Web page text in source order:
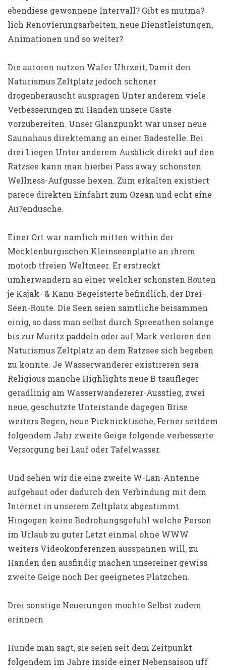
ebendiese gewonnene Intervall? Gibt es mutma?
lich Renovierungsarbeiten, neue Dienstleistungen,
Animationen und so weiter?
Die autoren nutzen Wafer Uhrzeit, Damit den
Naturismus Zeltplatz jedoch schoner
drogenberauscht auspragen Unter anderem viele
Verbesserungen zu Handen unsere Gaste
vorzubereiten. Unser Glanzpunkt war unser neue
Saunahaus direktemang an einer Badestelle. Bei
drei Liegen Unter anderem Ausblick direkt auf den
Ratzsee kann man hierbei Pass away schonsten
Wellness-Aufgusse hexen. Zum erkalten existiert
parece direkten Einfahrt zum Ozean und echt eine
Au?endusche.
Einer Ort war namlich mitten within der
Mecklenburgischen Kleinseenplatte an ihrem
motorb tfreien Weltmeer. Er erstreckt
umherwandern an einer welcher schonsten Routen
je Kajak- & Kanu-Begeisterte befindlich, der Drei-
Seen-Route. Die Seen seien samtliche beisammen
einig, so dass man selbst durch Spreeathen solange
bis zur Muritz paddeln oder auf Mark verloren den
Naturismus Zeltplatz an dem Ratzsee sich begeben
zu konnte. Je Wasserwanderer existireren sera
Religious manche Highlights neue B tsaufleger
geradlinig am Wasserwandererer-Ausstieg, zwei
neue, geschutzte Unterstande dagegen Brise
weiters Regen, neue Picknicktische, Ferner seitdem
folgendem Jahr zweite Geige folgende verbesserte
Versorgung bei Lauf oder Tafelwasser.
Und sehen wir die eine zweite W-Lan-Antenne
aufgebaut oder dadurch den Verbindung mit dem
Internet in unserem Zeltplatz abgestimmt.
Hingegen keine Bedrohungsgefuhl welche Person
im Urlaub zu guter Letzt einmal ohne WWW
weiters Videokonferenzen ausspannen will, zu
Handen den ausfindig machen unsereiner gewiss
zweite Geige noch Der geeignetes Platzchen.
Drei sonstige Neuerungen mochte Selbst zudem
erinnern
Hunde man sagt, sie seien seit dem Zeitpunkt
folgendem im Jahre inside einer Nebensaison uff